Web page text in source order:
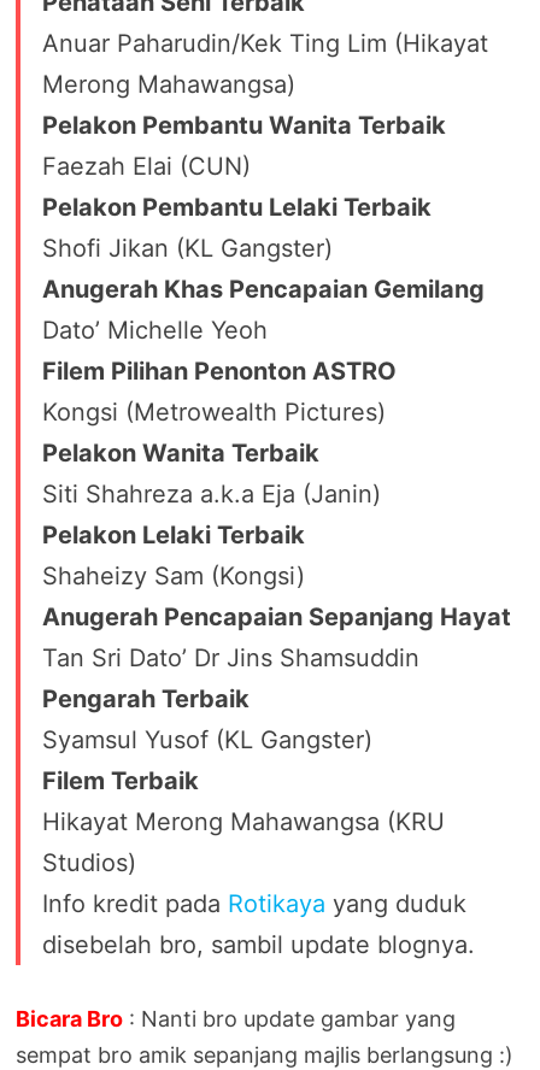
Anuar Paharudin/Kek Ting Lim (Hikayat
Merong Mahawangsa)
Pelakon Pembantu Wanita Terbaik
Faezah Elai (CUN)
Pelakon Pembantu Lelaki Terbaik
Shofi Jikan (KL Gangster)
Anugerah Khas Pencapaian Gemilang
Dato’ Michelle Yeoh
Filem Pilihan Penonton ASTRO
Kongsi (Metrowealth Pictures)
Pelakon Wanita Terbaik
Siti Shahreza a.k.a Eja (Janin)
Pelakon Lelaki Terbaik
Shaheizy Sam (Kongsi)
Anugerah Pencapaian Sepanjang Hayat
Tan Sri Dato’ Dr Jins Shamsuddin
Pengarah Terbaik
Syamsul Yusof (KL Gangster)
Filem Terbaik
Hikayat Merong Mahawangsa (KRU
Studios)
Info kredit pada Rotikaya yang duduk
disebelah bro, sambil update blognya.
Bicara Bro : Nanti bro update gambar yang
sempat bro amik sepanjang majlis berlangsung :)